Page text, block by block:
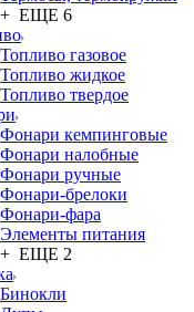
+ ЕЩЕ 6
Топливо газовое
Топливо жидкое
Топливо твердое
Фонари кемпинговые
Фонари налобные
Фонари ручные
Фонари-брелоки
Фонари-фара
Элементы питания
+ ЕЩЕ 2
Бинокли